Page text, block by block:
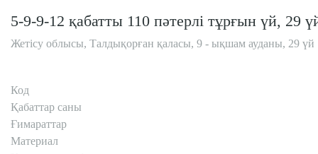
5-9-9-12 қабатты 110 пәтерлі тұрғын үй, 29
Жетісу облысы, Талдықорған қаласы, 9 - ықшам ауданы, 29 үй
Код
Қабаттар саны
Ғимараттар
Материал